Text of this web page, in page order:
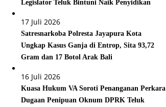
Legislator Teluk Bintuni Naik Penyidikan
17 Juli 2026
Satresnarkoba Polresta Jayapura Kota
Ungkap Kasus Ganja di Entrop, Sita 93,72
Gram dan 17 Botol Arak Bali
16 Juli 2026
Kuasa Hukum VA Soroti Penanganan Perkara
Dugaan Penipuan Oknum DPRK Teluk